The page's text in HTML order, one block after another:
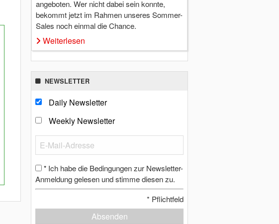
angeboten. Wer nicht dabei sein konnte,
bekommt jetzt im Rahmen unseres Sommer-
Sales noch einmal die Chance.
Weiterlesen
NEWSLETTER
Daily Newsletter
Weekly Newsletter
* Ich habe die Bedingungen zur Newsletter-
Anmeldung gelesen und stimme diesen zu.
* Pflichtfeld
Absenden